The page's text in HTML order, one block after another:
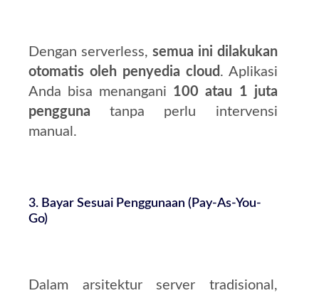
Dengan serverless, semua ini dilakukan
otomatis oleh penyedia cloud . Aplikasi
Anda bisa menangani 100 atau 1 juta
pengguna tanpa perlu intervensi
manual.
3. Bayar Sesuai Penggunaan (Pay-As-You-
Go)
Dalam arsitektur server tradisional,